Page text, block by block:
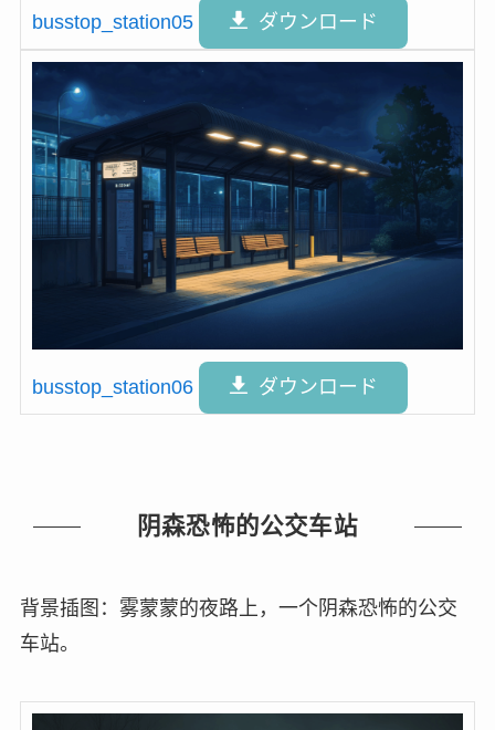
busstop_station05 ダウンロード
busstop_station06 ダウンロード
阴森恐怖的公交车站
背景插图：雾蒙蒙的夜路上，一个阴森恐怖的公交
车站。